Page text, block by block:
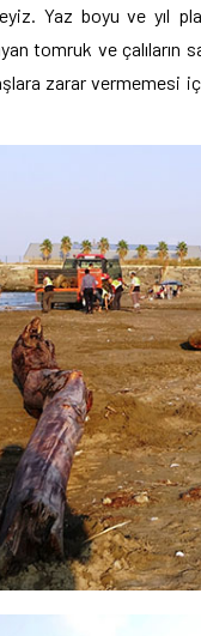
Yaz boyu ve yıl
tomruk ve çalıların
zarar vermemesi